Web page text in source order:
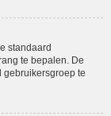
standaard
te bepalen. De
gebruikersgroep te